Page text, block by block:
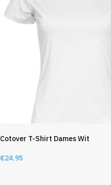
Cotover T-Shirt Dames Wit
€24.95